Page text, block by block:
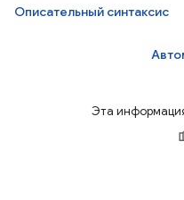
Описательный синтаксис
Эта